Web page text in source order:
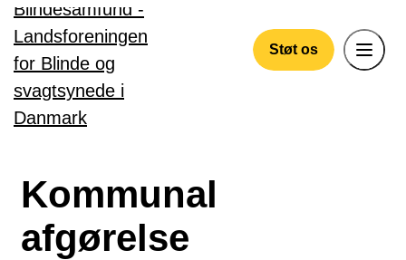
Gå til hovedindhold
Støt os
Kommunal
afgørelse